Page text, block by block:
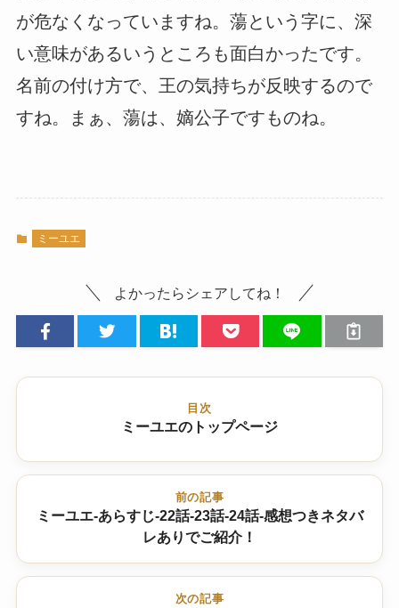
が危なくなっていますね。蕩という字に、深
い意味があるいうところも面白かったです。
名前の付け方で、王の気持ちが反映するので
すね。まぁ、蕩は、嫡公子ですものね。
ミーユエ
よかったらシェアしてね！
目次
ミーユエのトップページ
前の記事
ミーユエ-あらすじ-22話-23話-24話-感想つきネタバ
レありでご紹介！
次の記事